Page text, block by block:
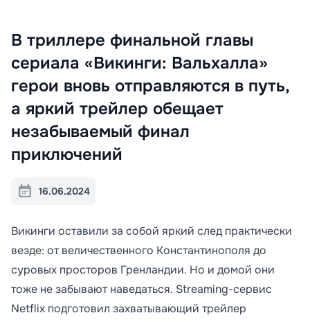
В триллере финальной главы
сериала «Викинги: Вальхалла»
герои вновь отправляются в путь,
а яркий трейлер обещает
незабываемый финал
приключений
16.06.2024
Викинги оставили за собой яркий след практически
везде: от величественного Константинополя до
суровых просторов Гренландии. Но и домой они
тоже не забывают наведаться. Streaming-сервис
Netflix подготовил захватывающий трейлер